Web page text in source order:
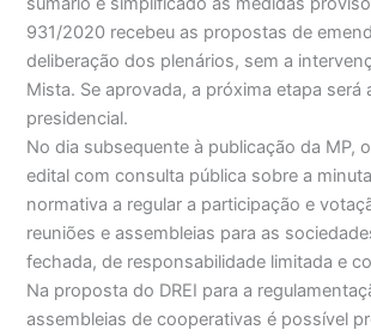
931/2020 recebeu as propostas de
deliberação dos plenários, sem a
Mista. Se aprovada, a próxima etapa será
presidencial.
No dia subsequente à publicação da MP,
edital com consulta pública sobre a
normativa a regular a participação e
reuniões e assembleias para as
fechada, de responsabilidade limitada e
Na proposta do DREI para a
assembleias de cooperativas é possível